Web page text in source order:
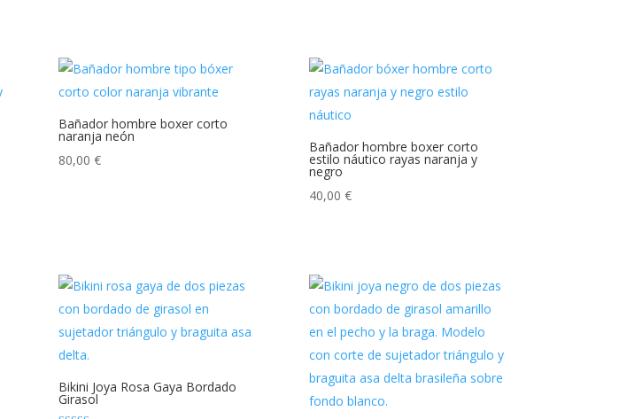
Bañador hombre boxer corto
naranja neón
80,00 €
Bañador hombre boxer corto
estilo náutico rayas naranja y
negro
40,00€
Bikini Joya Rosa Gaya Bordado
Girasol